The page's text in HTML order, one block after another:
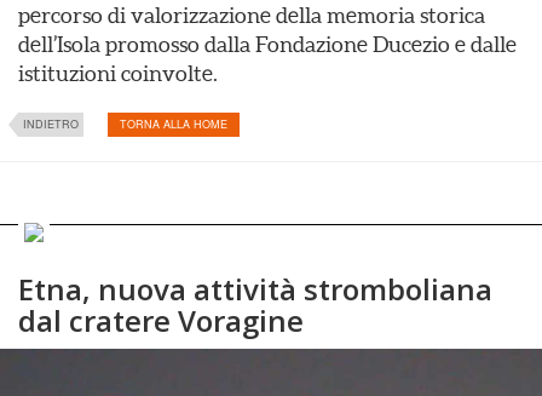
percorso di valorizzazione della memoria storica
dell’Isola promosso dalla Fondazione Ducezio e dalle
istituzioni coinvolte.
INDIETRO TORNA ALLA HOME
Etna, nuova attività stromboliana
dal cratere Voragine